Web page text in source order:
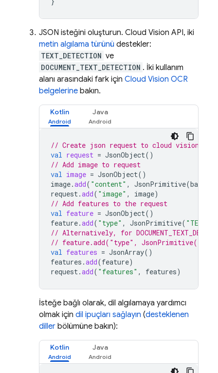
JSON isteğini oluşturun. Cloud Vision API, iki
metin algılama türünü destekler:
TEXT_DETECTION ve
DOCUMENT_TEXT_DETECTION . İki kullanım
alanı arasındaki fark için Cloud Vision OCR
belgelerine bakın.
Kotlin Java
// Create json request to cloud vision
val request = JsonObject()
// Add image to request
val image = JsonObject()
image.add( "content" , JsonPrimitive(
request.add( "image" , image)
// Add features to the request
val feature = JsonObject()
feature.add( "type" , JsonPrimitive(
// Alternatively, for
// feature.add("type",
val features = JsonArray()
features .add(feature)
request.add( "features" , features)
İsteğe bağlı olarak, dil algılamaya yardımcı
olmak için dil ipuçları sağlayın (desteklenen
diller bölümüne bakın):
Kotlin Java